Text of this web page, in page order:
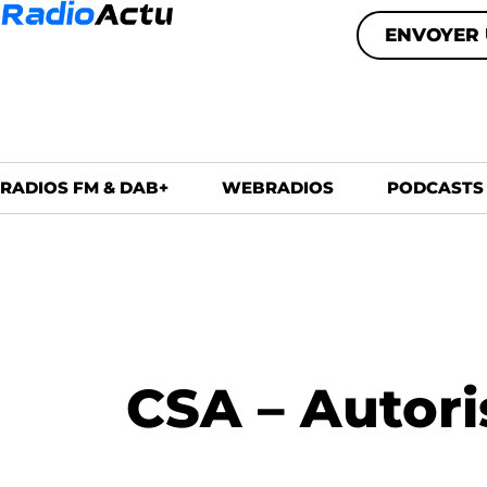
RADIOS FM & DAB+ WEBRADIOS PODCASTS
CSA –